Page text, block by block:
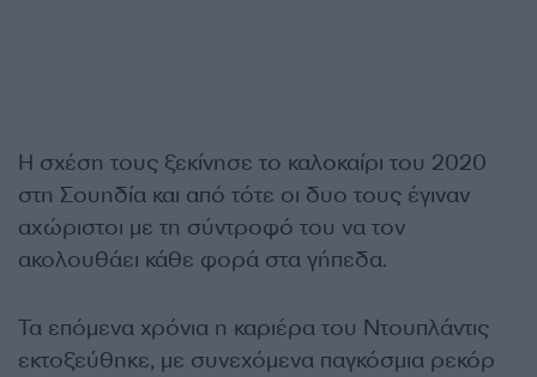
Η σχέση τους ξεκίνησε το καλοκαίρι του 2020
στη Σουηδία και από τότε οι δυο τους έγιναν
αχώριστοι με τη σύντροφό του να τον
ακολουθάει κάθε φορά στα γήπεδα.
Τα επόμενα χρόνια η καριέρα του Ντουπλάντις
εκτοξεύθηκε, με συνεχόμενα παγκόσμια ρεκόρ